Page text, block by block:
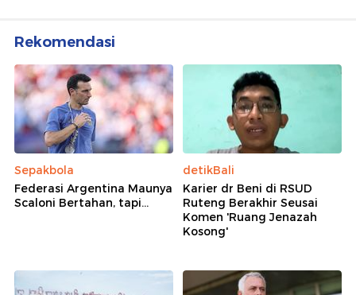
Rekomendasi
Sepakbola
Federasi Argentina Maunya
Scaloni Bertahan, tapi...
detikBali
Karier dr Beni di RSUD
Ruteng Berakhir Seusai
Komen 'Ruang Jenazah
Kosong'